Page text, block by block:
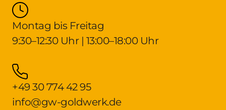
Montag bis Freitag
9:30–12:30 Uhr | 13:00–18:00 Uhr
+49 30 774 42 95
info@gw-goldwerk.de